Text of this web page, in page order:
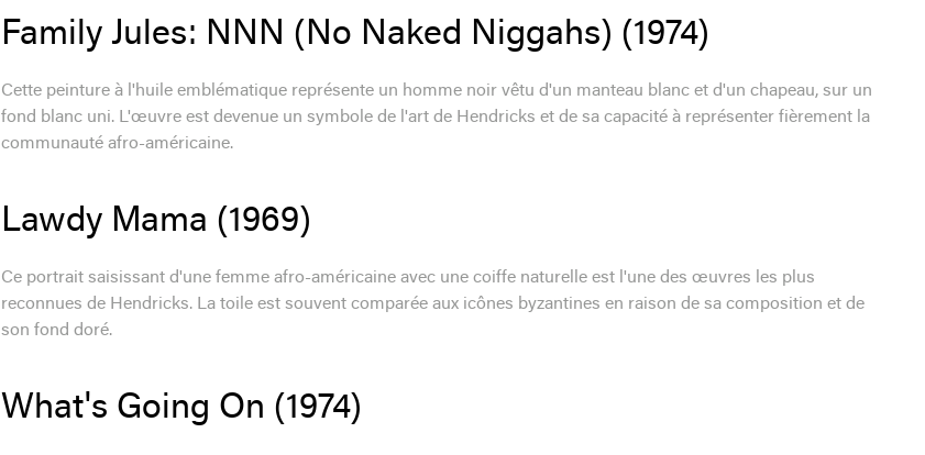
Family Jules: NNN (No Naked Niggahs) (1974)
Cette peinture à l'huile emblématique représente un homme noir vêtu d'un manteau blanc et d'un chapeau, sur un
fond blanc uni. L'œuvre est devenue un symbole de l'art de Hendricks et de sa capacité à représenter fièrement la
communauté afro-américaine.
Lawdy Mama (1969)
Ce portrait saisissant d'une femme afro-américaine avec une coiffe naturelle est l'une des œuvres les plus
reconnues de Hendricks. La toile est souvent comparée aux icônes byzantines en raison de sa composition et de
son fond doré.
What's Going On (1974)